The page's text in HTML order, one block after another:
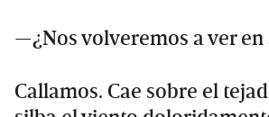
—¿Nos volveremos a ver
Callamos. Cae sobre el